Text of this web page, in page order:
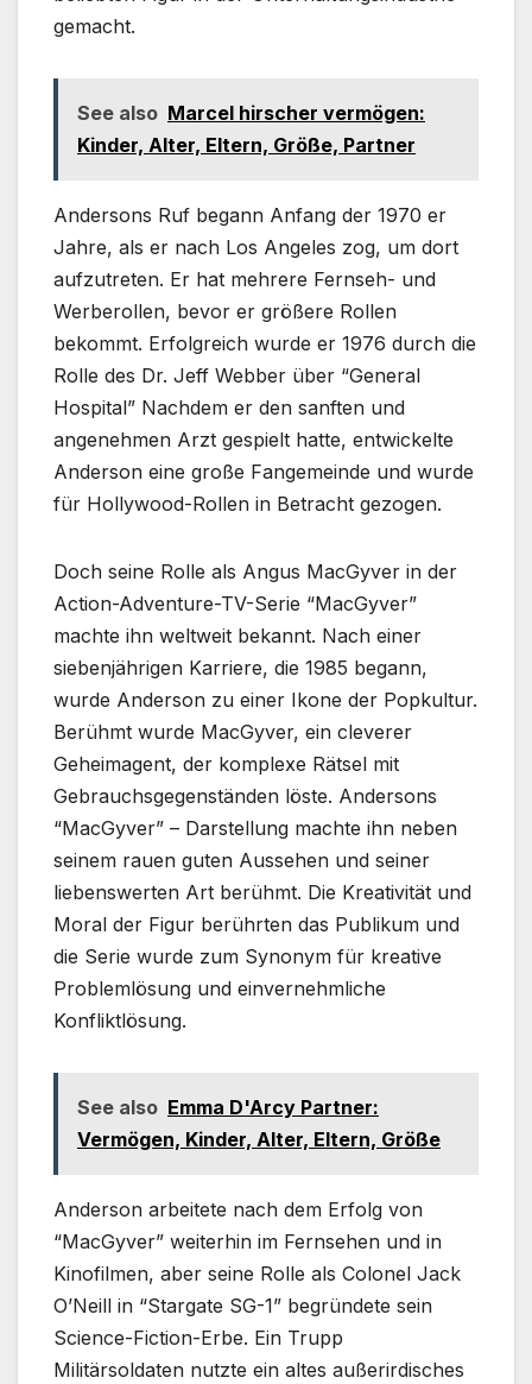
gemacht.
See also Marcel hirscher vermögen:
Kinder, Alter, Eltern, Größe, Partner
Andersons Ruf begann Anfang der 1970 er
Jahre, als er nach Los Angeles zog, um dort
aufzutreten. Er hat mehrere Fernseh- und
Werberollen, bevor er größere Rollen
bekommt. Erfolgreich wurde er 1976 durch die
Rolle des Dr. Jeff Webber über “General
Hospital” Nachdem er den sanften und
angenehmen Arzt gespielt hatte, entwickelte
Anderson eine große Fangemeinde und wurde
für Hollywood-Rollen in Betracht gezogen.
Doch seine Rolle als Angus MacGyver in der
Action-Adventure-TV-Serie “MacGyver”
machte ihn weltweit bekannt. Nach einer
siebenjährigen Karriere, die 1985 begann,
wurde Anderson zu einer Ikone der Popkultur.
Berühmt wurde MacGyver, ein cleverer
Geheimagent, der komplexe Rätsel mit
Gebrauchsgegenständen löste. Andersons
“MacGyver” – Darstellung machte ihn neben
seinem rauen guten Aussehen und seiner
liebenswerten Art berühmt. Die Kreativität und
Moral der Figur berührten das Publikum und
die Serie wurde zum Synonym für kreative
Problemlösung und einvernehmliche
Konfliktlösung.
See also Emma D'Arcy Partner:
Vermögen, Kinder, Alter, Eltern, Größe
Anderson arbeitete nach dem Erfolg von
“MacGyver” weiterhin im Fernsehen und in
Kinofilmen, aber seine Rolle als Colonel Jack
O’Neill in “Stargate SG-1” begründete sein
Science-Fiction-Erbe. Ein Trupp
Militärsoldaten nutzte ein altes außerirdisches